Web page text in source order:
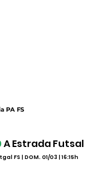
PA FS
A Estrada Futsal
FS | DOM. 01/03 | 16:15h